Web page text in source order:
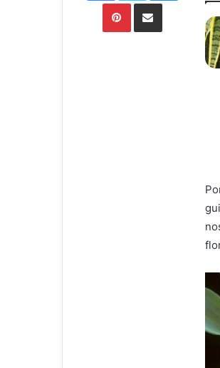
PinterestCompartilhar via e-mail